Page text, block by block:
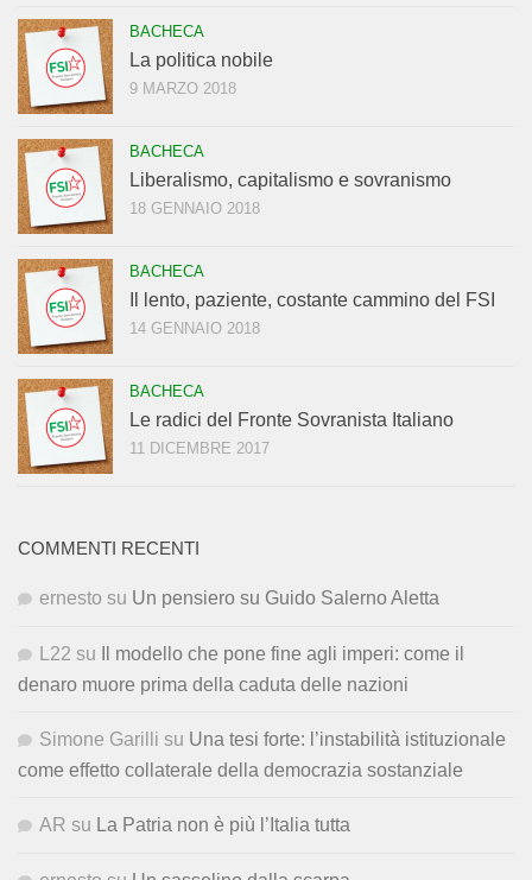
BACHECA
La politica nobile
9 MARZO 2018
BACHECA
Liberalismo, capitalismo e sovranismo
18 GENNAIO 2018
BACHECA
Il lento, paziente, costante cammino del FSI
14 GENNAIO 2018
BACHECA
Le radici del Fronte Sovranista Italiano
11 DICEMBRE 2017
COMMENTI RECENTI
ernesto su Un pensiero su Guido Salerno Aletta
L22 su
Il modello che pone fine agli imperi: come il
denaro muore prima della caduta delle nazioni
Simone Garilli su Una tesi forte: l’instabilità istituzionale
come effetto collaterale della democrazia sostanziale
AR su La Patria non è più l’Italia tutta